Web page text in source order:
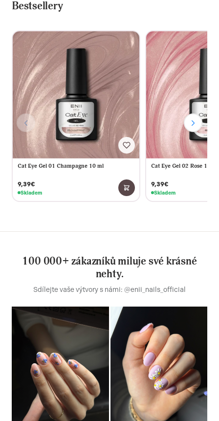
Bestsellery
Cat Eye Gel 01 Champagne 10 ml
9,39€
Skladem
Cat Eye Gel 02 Rose 10 ml
9,39€
Skladem
100 000+ zákazníků miluje své krásné
nehty.
Sdílejte vaše výtvory s námi: @enii_nails_official